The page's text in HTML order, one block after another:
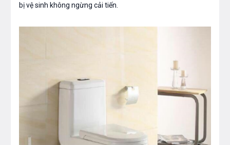
bị vệ sinh không ngừng cải tiến.